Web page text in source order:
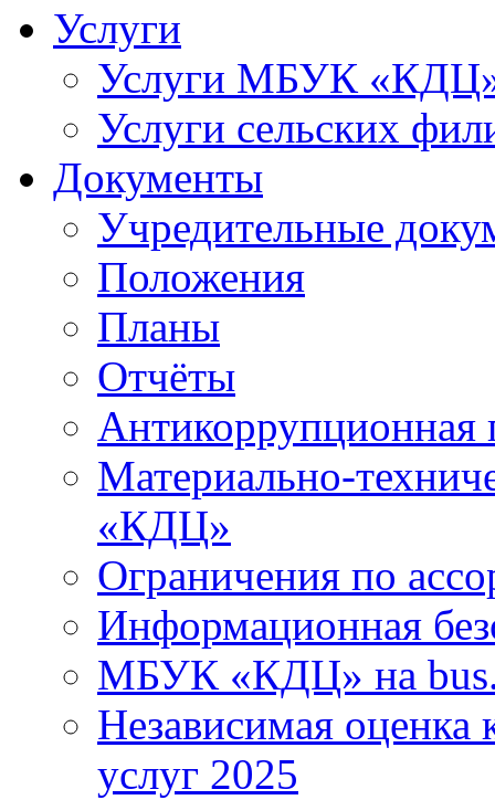
Услуги
Услуги МБУК
Услуги сельских
Документы
Учредительные
Положения
Планы
Отчёты
Антикоррупционная
Материально-
«КДЦ»
Ограничения по
Информационная
МБУК «КДЦ» на
Независимая оценка
услуг 2025